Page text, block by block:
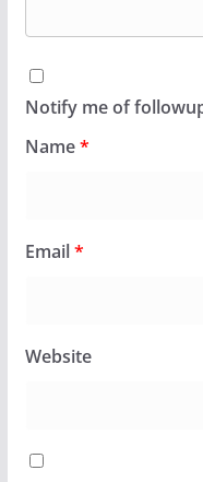
Notify me of
Name*
Email*
Website